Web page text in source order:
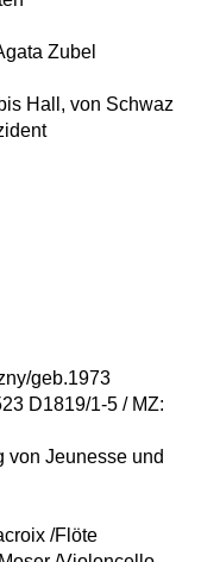
Zubel
Hall, von Schwaz
geb.1973
D1819/1-5 / MZ:
von Jeunesse und
/Flöte